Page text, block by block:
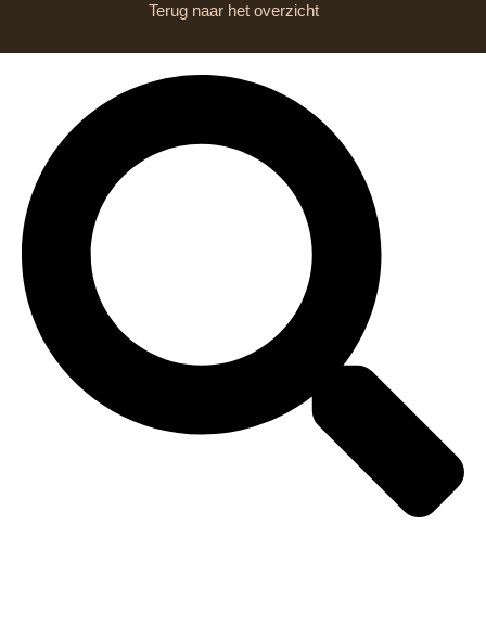
Terug naar het overzicht